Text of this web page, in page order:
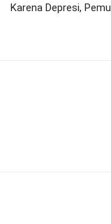
Karena Depresi,